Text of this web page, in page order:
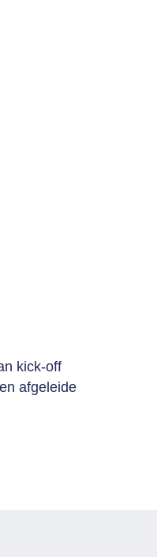
kick-off
afgeleide